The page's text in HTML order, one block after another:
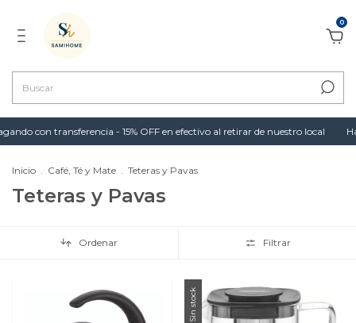
0
con transferencia - 15% OFF en efectivo al retirar de nuestro local
Inicio . Café, Té y Mate . Teteras y Pavas
Teteras y Pavas
Ordenar Filtrar
Sin stock